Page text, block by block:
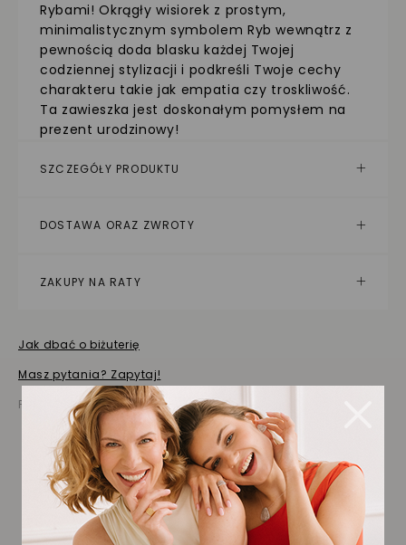
Rybami! Okrągły wisiorek z prostym,
minimalistycznym symbolem Ryb wewnątrz z
pewnością doda blasku każdej Twojej
codziennej stylizacji i podkreśli Twoje cechy
charakteru takie jak empatia czy troskliwość.
Ta zawieszka jest doskonałym pomysłem na
prezent urodzinowy!
SZCZEGÓŁY PRODUKTU
DOSTAWA ORAZ ZWROTY
ZAKUPY NA RATY
Jak dbać o biżuterię
Masz pytania? Zapytaj!
Prezentowana cena jest ceną brutto